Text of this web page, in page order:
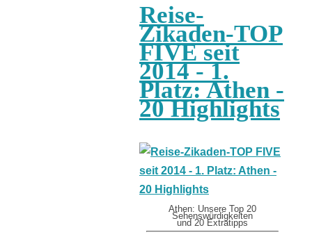
Reise-
Zikaden-TOP
FIVE seit
2014 - 1.
Platz: Athen -
20 Highlights
Athen: Unsere Top 20
Sehenswürdigkeiten
und 20 Extratipps